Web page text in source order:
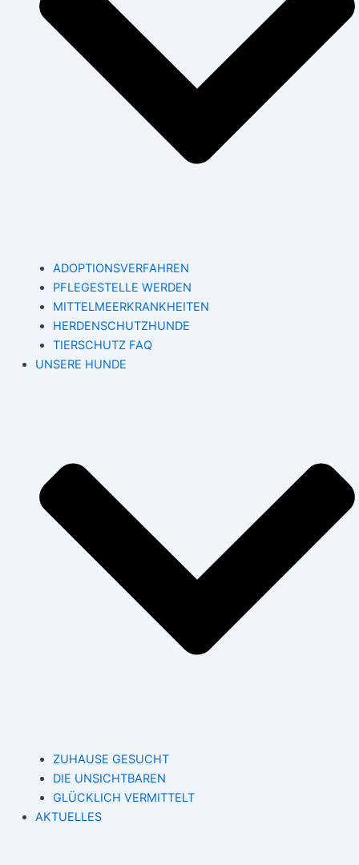
ADOPTIONSVERFAHREN
PFLEGESTELLE WERDEN
MITTELMEERKRANKHEITEN
HERDENSCHUTZHUNDE
TIERSCHUTZ FAQ
UNSERE HUNDE
ZUHAUSE GESUCHT
DIE UNSICHTBAREN
GLÜCKLICH VERMITTELT
AKTUELLES